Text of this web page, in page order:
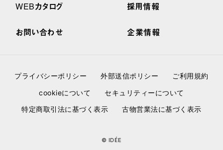
WEBカタログ
お問い合わせ
採用情報
企業情報
プライバシーポリシー 外部送信ポリシー
ご利用規約
cookieについて
セキュリティーについて
特定商取引法に基づく表示
古物営業法に基づく表示
© IDÉE